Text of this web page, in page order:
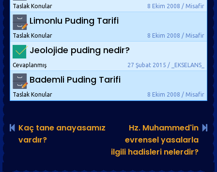
8 Ekim 2008 / Misafir
Taslak Konular
Limonlu Puding Tarifi
8 Ekim 2008 / Misafir
Taslak Konular
Jeolojide puding nedir?
27 Şubat 2015 / _EKSELANS_
Cevaplanmış
Bademli Puding Tarifi
8 Ekim 2008 / Misafir
Taslak Konular
Kaç tane anayasamız
vardır?
Hz. Muhammed'in
evrensel yasalarla
ilgili hadisleri nelerdir?